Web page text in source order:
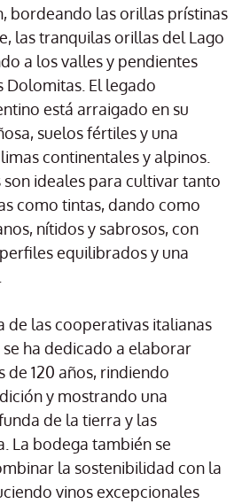
bordeando las orillas prístinas
las tranquilas orillas del Lago
a los valles y pendientes
Dolomitas. El legado
está arraigado en su
suelos fértiles y una
continentales y alpinos.
son ideales para cultivar tanto
como tintas, dando como
nítidos y sabrosos, con
equilibrados y una
de las cooperativas italianas
ha dedicado a elaborar
de 120 años, rindiendo
y mostrando una
de la tierra y las
La bodega también se
la sostenibilidad con la
vinos excepcionales